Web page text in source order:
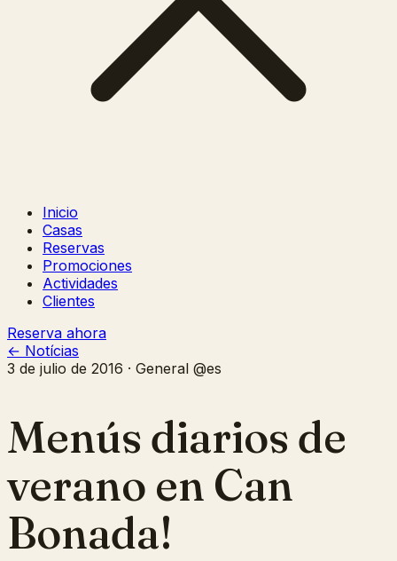
Inicio
Casas
Reservas
Promociones
Actividades
Clientes
Reserva ahora
← Notícias
3 de julio de 2016 · General @es
Menús diarios de
verano en Can
Bonada!